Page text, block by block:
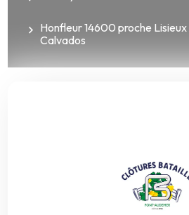
Honfleur 14600 proche Lisieux
Calvados